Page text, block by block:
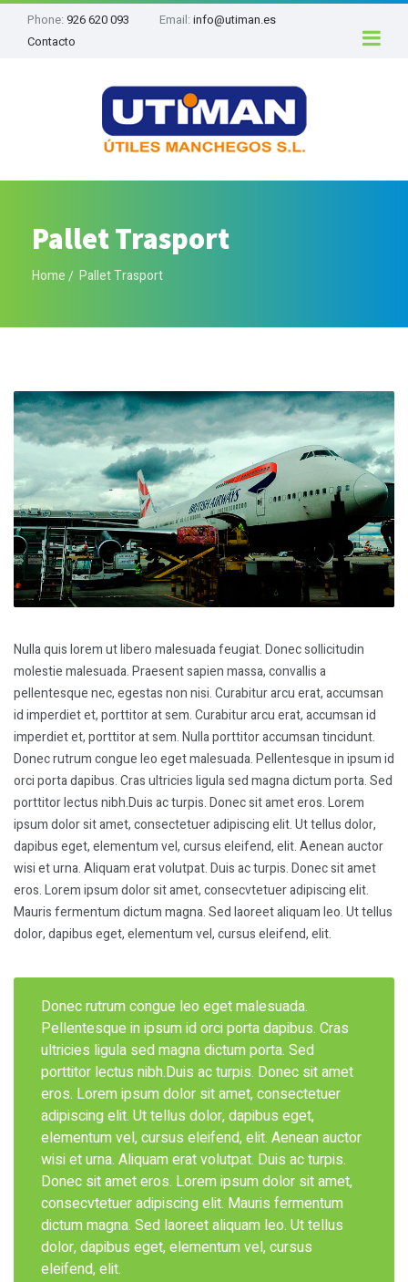
Phone: 926 620 093 Email: info@utiman.es
Contacto
Pallet Trasport
Home Pallet Trasport
Nulla quis lorem ut libero malesuada feugiat. Donec sollicitudin
molestie malesuada. Praesent sapien massa, convallis a
pellentesque nec, egestas non nisi. Curabitur arcu erat, accumsan
id imperdiet et, porttitor at sem. Curabitur arcu erat, accumsan id
imperdiet et, porttitor at sem. Nulla porttitor accumsan tincidunt.
Donec rutrum congue leo eget malesuada. Pellentesque in ipsum id
orci porta dapibus. Cras ultricies ligula sed magna dictum porta. Sed
porttitor lectus nibh.Duis ac turpis. Donec sit amet eros. Lorem
ipsum dolor sit amet, consectetuer adipiscing elit. Ut tellus dolor,
dapibus eget, elementum vel, cursus eleifend, elit. Aenean auctor
wisi et urna. Aliquam erat volutpat. Duis ac turpis. Donec sit amet
eros. Lorem ipsum dolor sit amet, consecvtetuer adipiscing elit.
Mauris fermentum dictum magna. Sed laoreet aliquam leo. Ut tellus
dolor, dapibus eget, elementum vel, cursus eleifend, elit.
Donec rutrum congue leo eget malesuada.
Pellentesque in ipsum id orci porta dapibus. Cras
ultricies ligula sed magna dictum porta. Sed
porttitor lectus nibh.Duis ac turpis. Donec sit amet
eros. Lorem ipsum dolor sit amet, consectetuer
adipiscing elit. Ut tellus dolor, dapibus eget,
elementum vel, cursus eleifend, elit. Aenean auctor
wisi et urna. Aliquam erat volutpat. Duis ac turpis.
Donec sit amet eros. Lorem ipsum dolor sit amet,
consecvtetuer adipiscing elit. Mauris fermentum
dictum magna. Sed laoreet aliquam leo. Ut tellus
dolor, dapibus eget, elementum vel, cursus
eleifend, elit.